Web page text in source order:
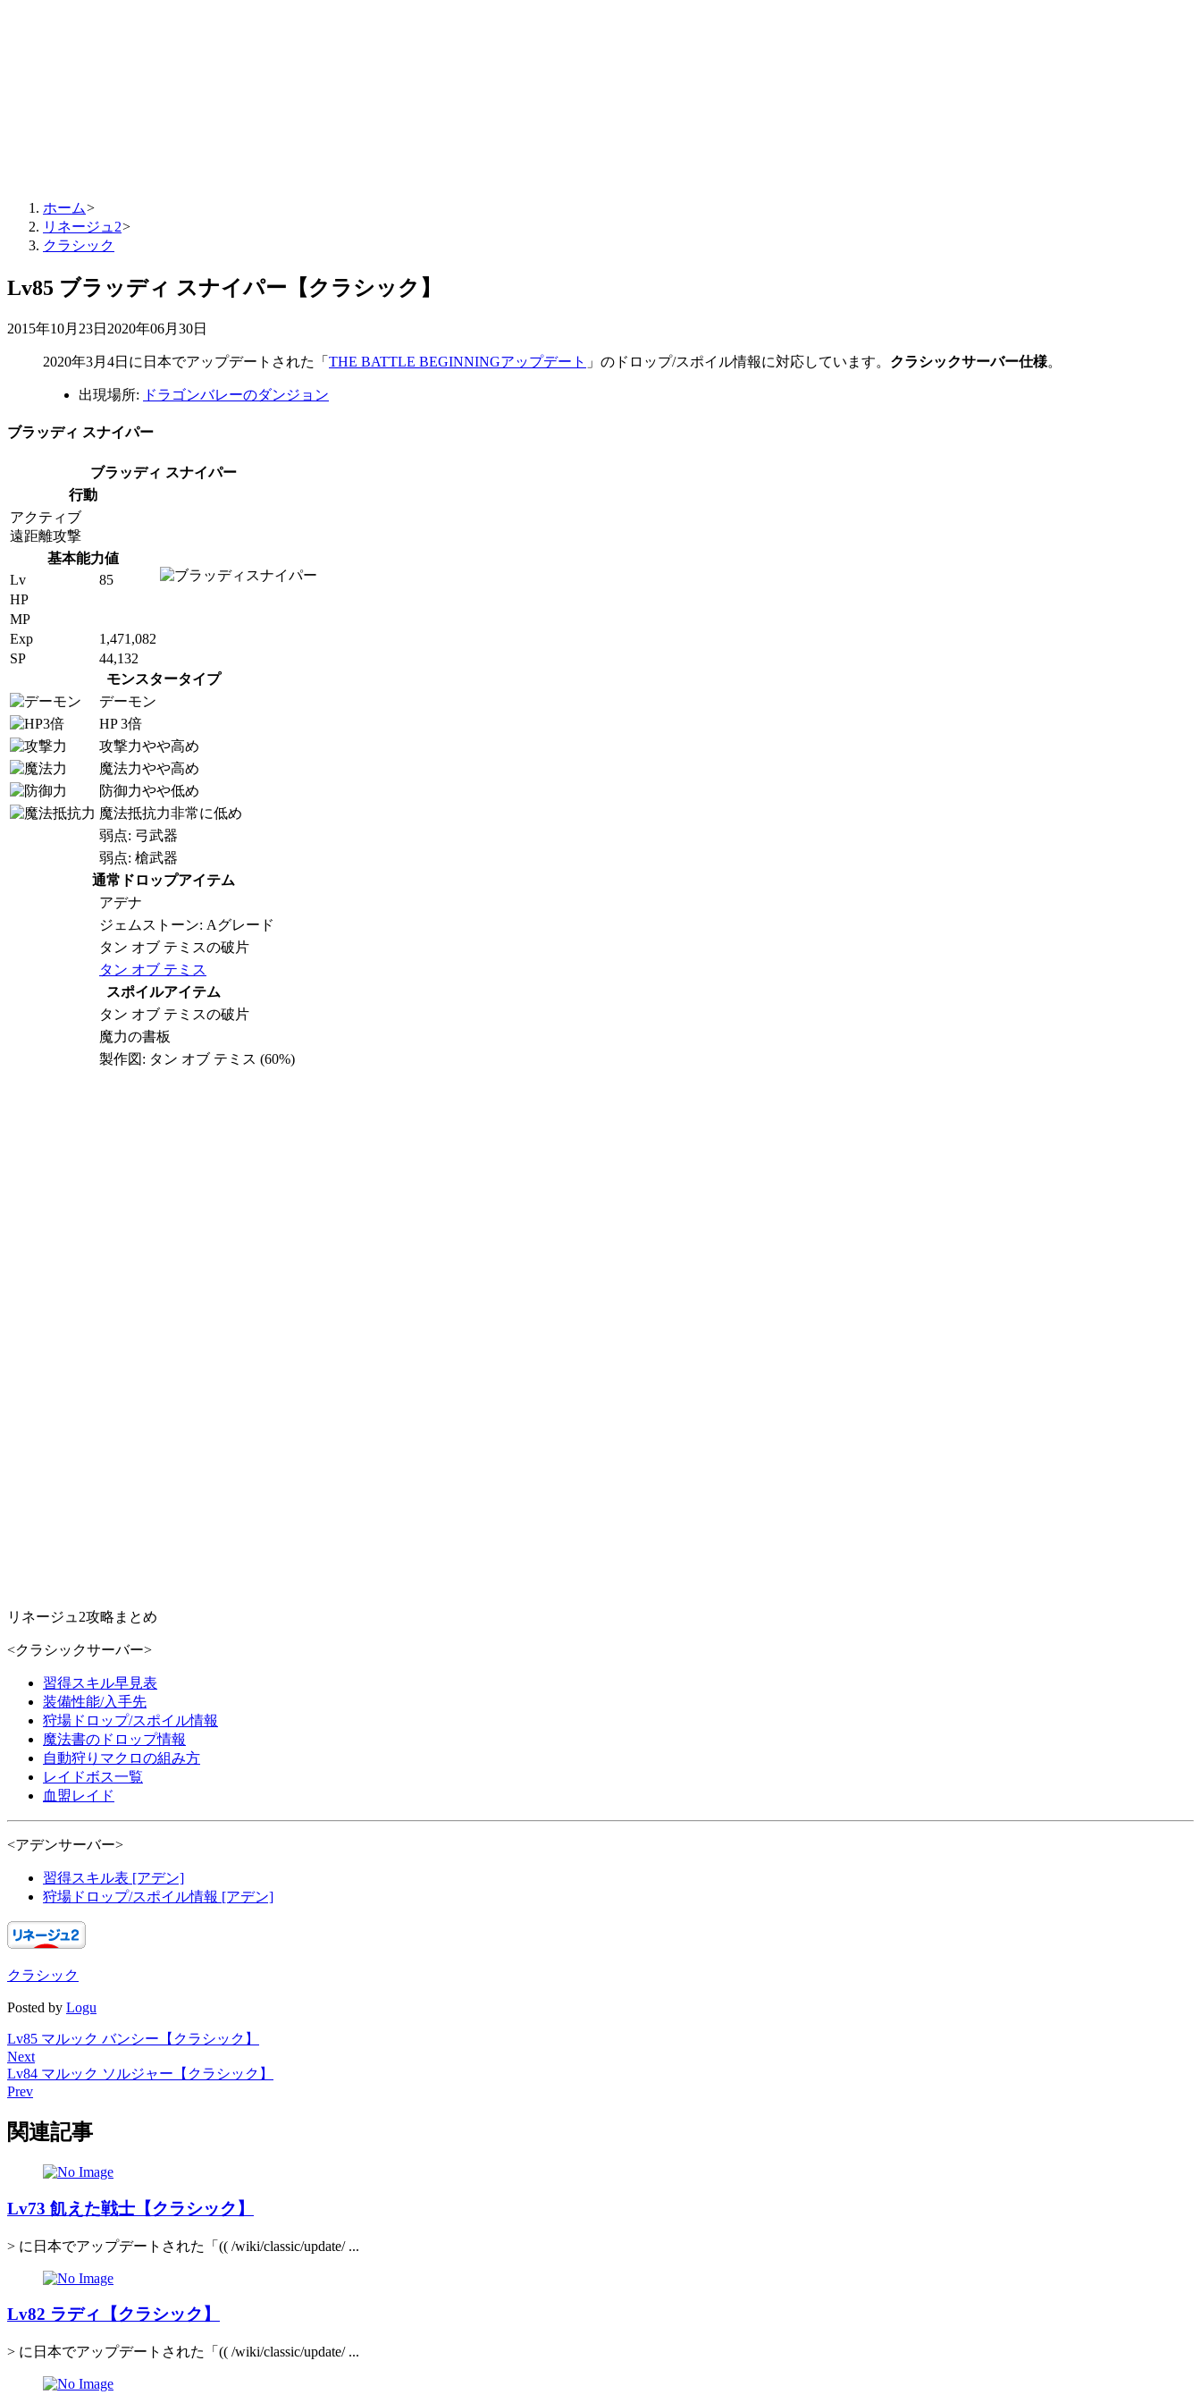
ホーム>
リネージュ2>
クラシック
Lv85 ブラッディ スナイパー【クラシック】
2015年10月23日 2020年06月30日
2020年3月4日 に日本でアップデートされた「 THE BATTLE BEGINNINGアップデート 」のドロップ/スポイル情報に対応しています。 クラシックサーバー仕様。
出現場所: ドラゴンバレーのダンジョン
ブラッディ スナイパー
ブラッディ スナイパー
行動
アクティブ
遠距離攻撃
基本能力値
Lv
85
HP
MP
Exp
1,471,082
SP
44,132
モンスタータイプ
デーモン
HP 3倍
攻撃力やや高め
魔法力やや高め
防御力やや低め
魔法抵抗力非常に低め
弱点: 弓武器
弱点: 槍武器
通常ドロップアイテム
アデナ
ジェムストーン: Aグレード
タン オブ テミスの破片
タン オブ テミス
スポイルアイテム
タン オブ テミスの破片
魔力の書板
製作図: タン オブ テミス (60%)
リネージュ2攻略まとめ
<クラシックサーバー>
習得スキル早見表
装備性能/入手先
狩場ドロップ/スポイル情報
魔法書のドロップ情報
自動狩りマクロの組み方
レイドボス一覧
血盟レイド
<アデンサーバー>
習得スキル表 [アデン]
狩場ドロップ/スポイル情報 [アデン]
クラシック
Posted by Logu
Lv85 マルック バンシー【クラシック】
Next
Lv84 マルック ソルジャー【クラシック】
Prev
関連記事
Lv73 飢えた戦士【クラシック】
> に日本でアップデートされた「(( /wiki/classic/update/ ...
Lv82 ラディ【クラシック】
> に日本でアップデートされた「(( /wiki/classic/update/ ...